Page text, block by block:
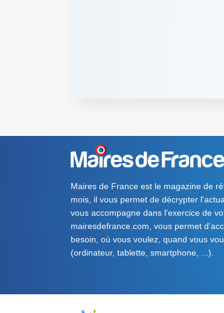
Maires de France est le magazine de
mois, il vous permet de décrypter
vous accompagne dans l'exercice de
mairesdefrance.com, vous permet
besoin, où vous voulez, quand vous
(ordinateur, tablette, smartphone, ...).